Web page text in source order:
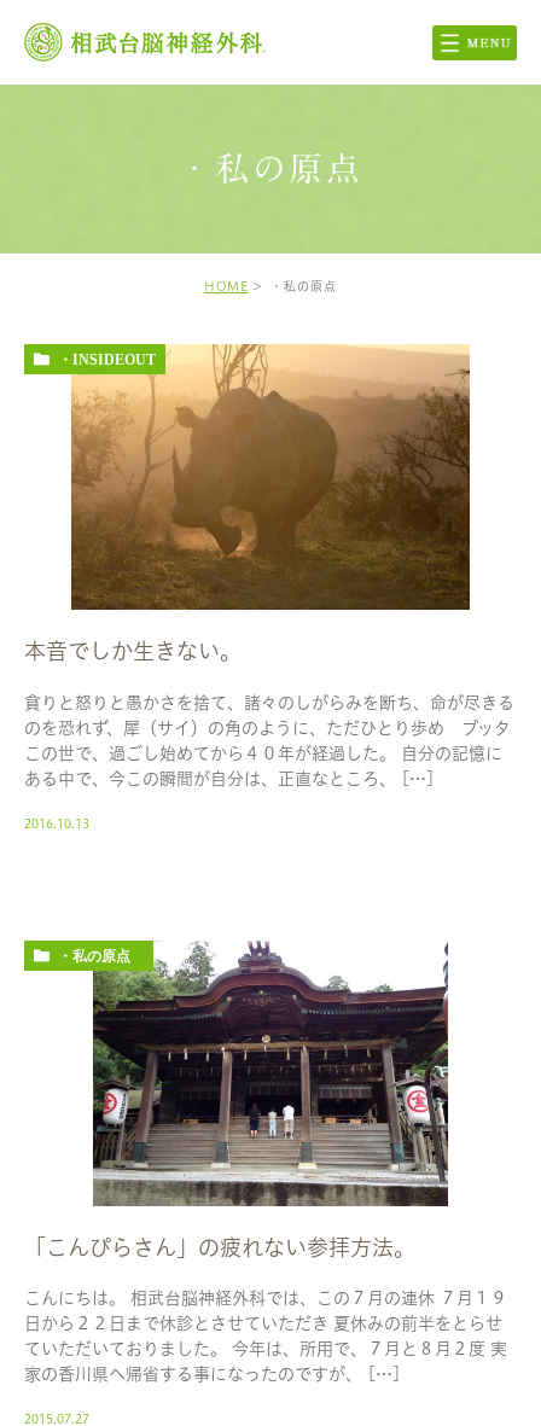
・私の原点
HOME ・私の原点
・INSIDEOUT
本音でしか生きない。
貪りと怒りと愚かさを捨て、諸々のしがらみを断ち、命が尽きる
のを恐れず、犀（サイ）の角のように、ただひとり歩め ブッタ
この世で、過ごし始めてから４０年が経過した。 自分の記憶に
ある中で、今この瞬間が自分は、正直なところ、 […]
2016.10.13
・私の原点
「こんぴらさん」の疲れない参拝方法。
こんにちは。 相武台脳神経外科では、この７月の連休 ７月１９
日から２２日まで休診とさせていただき 夏休みの前半をとらせ
ていただいておりました。 今年は、所用で、７月と８月２度 実
家の香川県へ帰省する事になったのですが、 […]
2015.07.27